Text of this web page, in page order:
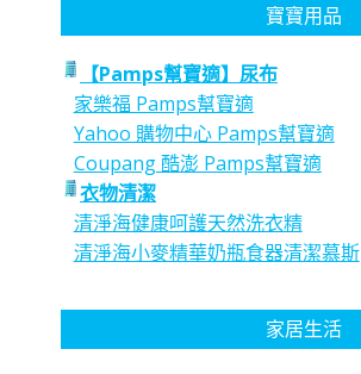
寶寶用品
【Pamps幫寶適】尿布
家樂福 Pamps幫寶適
Yahoo 購物中心 Pamps幫寶適
Coupang 酷澎 Pamps幫寶適
衣物清潔
清淨海健康呵護天然洗衣精
清淨海小麥精華奶瓶食器清潔慕斯
家居生活